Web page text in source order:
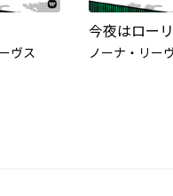
ヴス ノーナ・リー